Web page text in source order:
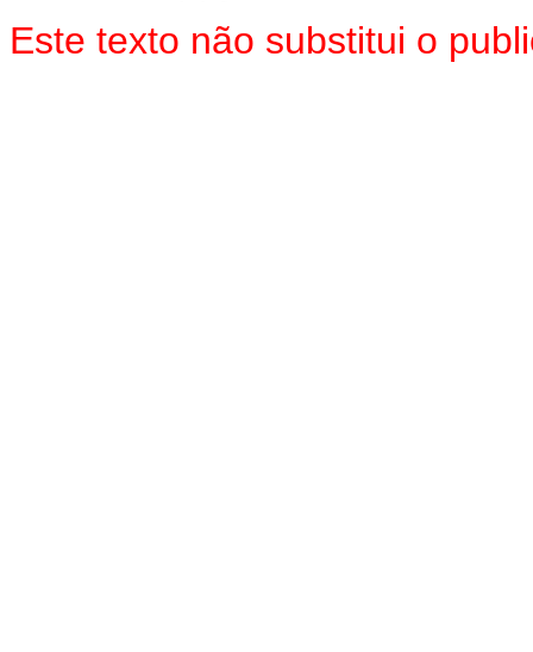
Este texto não substitui o